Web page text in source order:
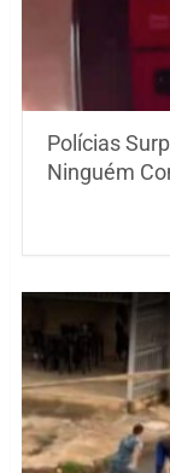
Polícias
Ninguém